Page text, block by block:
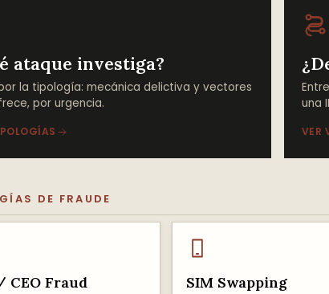
ataque investiga?
la tipología: mecánica delictiva y vectores
por urgencia.
una
VER
DE FRAUDE
CEO Fraud SIM Swapping